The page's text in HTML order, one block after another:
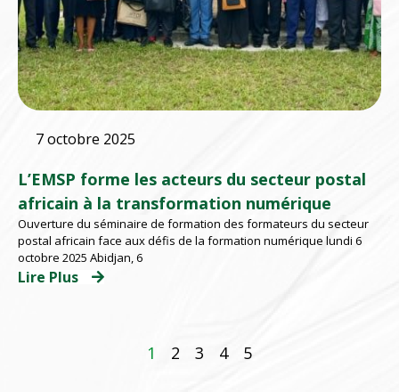
7 octobre 2025
L’EMSP forme les acteurs du secteur postal
africain à la transformation numérique
Ouverture du séminaire de formation des formateurs du secteur
postal africain face aux défis de la formation numérique lundi 6
octobre 2025 Abidjan, 6
Lire Plus
1 2 3 4 5